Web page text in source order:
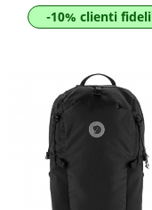
-10% clienti fideli